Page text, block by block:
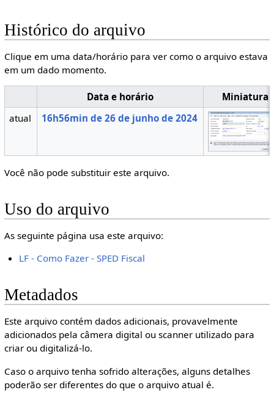
Histórico do arquivo
Clique em uma data/horário para ver como o arquivo estava
em um dado momento.
Data e horário
Miniatura
atual
16h56min de 26 de junho de 2024
Você não pode substituir este arquivo.
Uso do arquivo
As seguinte página usa este arquivo:
LF - Como Fazer - SPED Fiscal
Metadados
Este arquivo contém dados adicionais, provavelmente
adicionados pela câmera digital ou scanner utilizado para
criar ou digitalizá-lo.
Caso o arquivo tenha sofrido alterações, alguns detalhes
poderão ser diferentes do que o arquivo atual é.